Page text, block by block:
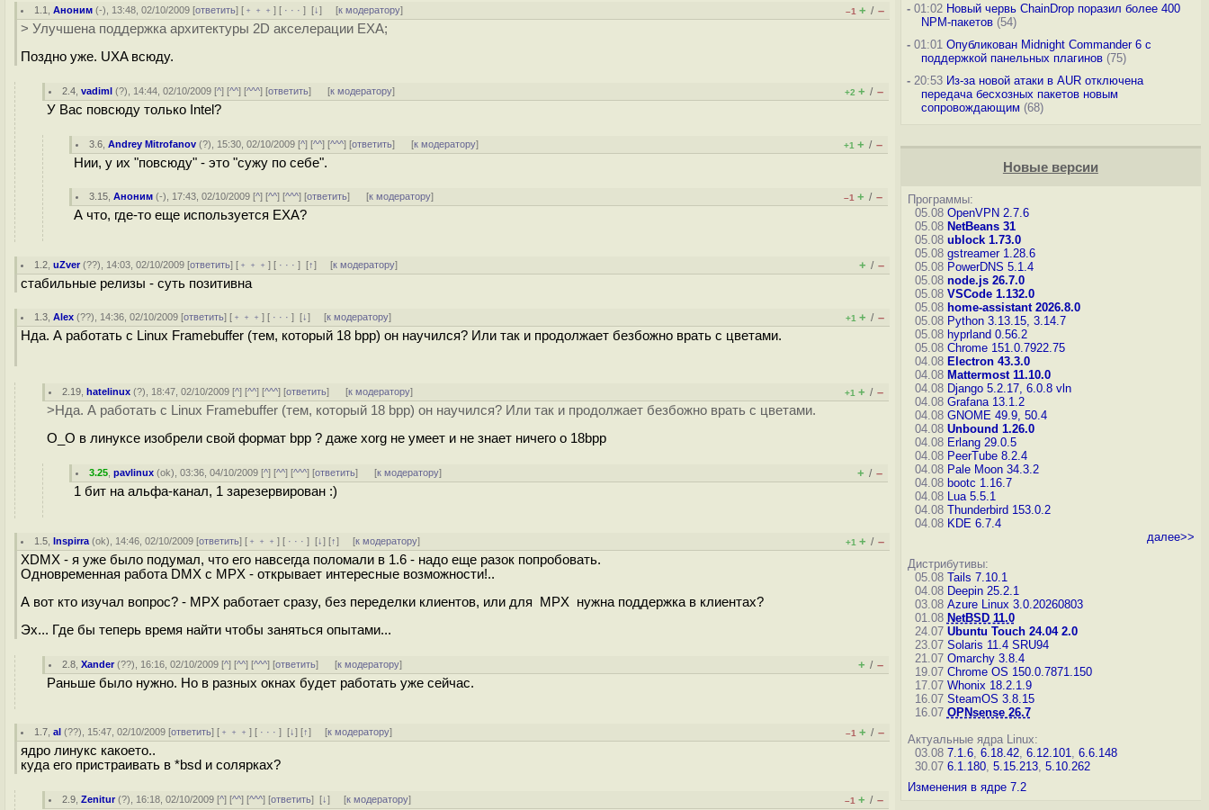
1.1 ,Аноним (-), 13:48, 02/10/2009 [ответить] [ ﹢﹢﹢] [ · · ·][↓] [к модератору] –1 + / –
> Улучшена поддержка архитектуры 2D акселерации EXA;
Поздно уже. UXA всюду.
2.4 ,vadiml (?), 14:44, 02/10/2009 [^] [^^] [^^^] [ответить] [к модератору] +2 + / –
У Вас повсюду только Intel?
3.6 ,Andrey Mitrofanov (?), 15:30, 02/10/2009 [^] [^^] [^^^] [ответить] [к модератору] +1 + / –
Нии, у их "повсюду" - это "сужу по себе".
3.15 ,Аноним (-), 17:43, 02/10/2009 [^] [^^] [^^^] [ответить] [к модератору] –1 + / –
А что, где-то еще используется EXA?
1.2 ,uZver(??), 14:03, 02/10/2009 [ответить] [ ﹢﹢﹢] [ · · ·][↑] [к модератору] + / –
стабильные релизы - суть позитивна
1.3 ,Alex (??), 14:36, 02/10/2009 [ответить] [ ﹢﹢﹢] [ · · ·][↓] [к модератору] +1 + / –
Нда. А работать с Linux Framebuffer (тем, который 18 bpp) он научился? Или так и продолжает безбожно врать с цветами.
2.19 ,hatelinux (?), 18:47, 02/10/2009 [^] [^^] [^^^] [ответить] [к модератору] +1 + / –
>Нда. А работать с Linux Framebuffer (тем, который 18 bpp) он научился? Или так и продолжает безбожно врать с цветами.
O_O в линуксе изобрели свой формат bpp ? даже xorg не умеет и не знает ничего о 18bpp
3.25 ,pavlinux (ok), 03:36, 04/10/2009 [^] [^^] [^^^] [ответить] [к модератору] + / –
1 бит на альфа-канал, 1 зарезервирован :)
1.5 ,Inspirra (ok), 14:46, 02/10/2009 [ответить] [ ﹢﹢﹢] [ · · ·][↓] [↑] [к модератору] +1 + / –
XDMX - я уже было подумал, что его навсегда поломали в 1.6 - надо еще разок попробовать.
Одновременная работа DMX с MPX - открывает интересные возможности!..
А вот кто изучал вопрос? - MPX работает сразу, без переделки клиентов, или для MPX нужна поддержка в клиентах?
Эх... Где бы теперь время найти чтобы заняться опытами...
2.8 ,Xander(??), 16:16, 02/10/2009 [^] [^^] [^^^] [ответить] [к модератору] + / –
Раньше было нужно. Но в разных окнах будет работать уже сейчас.
1.7 ,al (??), 15:47, 02/10/2009 [ответить] [ ﹢﹢﹢] [ · · ·][↓] [↑] [к модератору] –1 + / –
ядро линукс какоето..
куда его пристраивать в *bsd и солярках?
2.9 ,Zenitur(?), 16:18, 02/10/2009 [^] [^^] [^^^] [ответить][↓] [к модератору] –1 + / –
-01:02 Новый червь ChainDrop поразил более 400
NPM-пакетов(54)
-01:01 Опубликован Midnight Commander 6 c
поддержкой панельных плагинов(75)
-20:53 Из-за новой атаки в AUR отключена
передача бесхозных пакетов новым
сопровождающим (68)
Новые версии
Программы:
05.08 OpenVPN 2.7.6
05.08 NetBeans 31
05.08 ublock 1.73.0
05.08 gstreamer 1.28.6
05.08 PowerDNS 5.1.4
05.08 node.js 26.7.0
05.08 VSCode 1.132.0
05.08 home-assistant 2026.8.0
05.08 Python 3.13.15, 3.14.7
05.08 hyprland 0.56.2
05.08 Chrome 151.0.7922.75
04.08 Electron 43.3.0
04.08 Mattermost 11.10.0
04.08 Django 5.2.17, 6.0.8 vln
04.08 Grafana 13.1.2
04.08 GNOME 49.9, 50.4
04.08 Unbound 1.26.0
04.08 Erlang 29.0.5
04.08 PeerTube 8.2.4
04.08 Pale Moon 34.3.2
04.08 bootc 1.16.7
04.08 Lua 5.5.1
04.08 Thunderbird 153.0.2
04.08 KDE 6.7.4
далее>>
Дистрибутивы:
05.08 Tails 7.10.1
04.08 Deepin 25.2.1
03.08 Azure Linux 3.0.20260803
01.08 NetBSD 11.0
24.07 Ubuntu Touch 24.04 2.0
23.07 Solaris 11.4 SRU94
21.07 Omarchy 3.8.4
19.07 Chrome OS 150.0.7871.150
17.07 Whonix 18.2.1.9
16.07 SteamOS 3.8.15
16.07 OPNsense 26.7
Актуальные ядра Linux:
03.08 7.1.6, 6.18.42, 6.12.101, 6.6.148
30.07 6.1.180, 5.15.213, 5.10.262
Изменения в ядре 7.2